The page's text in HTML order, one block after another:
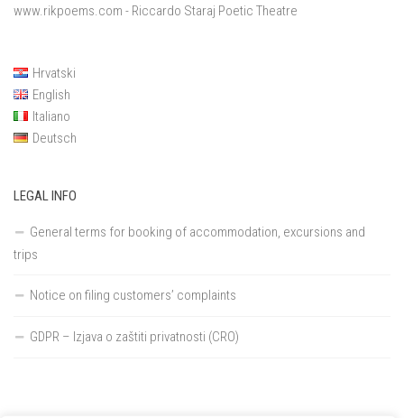
www.rikpoems.com - Riccardo Staraj Poetic Theatre
Hrvatski
English
Italiano
Deutsch
LEGAL INFO
General terms for booking of accommodation, excursions and
trips
Notice on filing customers’ complaints
GDPR – Izjava o zaštiti privatnosti (CRO)